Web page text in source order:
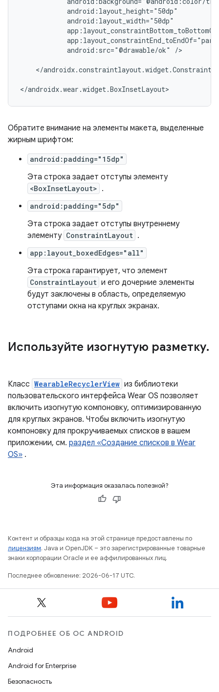
android:src="@drawable/ok" />
</
</androidx.wear.widget.BoxInsetLayout>
Обратите внимание на элементы макета, выделенные
жирным шрифтом:
android:padding="15dp"
Эта строка задает отступы элементу
<BoxInsetLayout> .
android:padding="5dp"
Эта строка задает отступы внутреннему
элементу ConstraintLayout .
app:layout_boxedEdges="all"
Эта строка гарантирует, что элемент
ConstraintLayout и его дочерние элементы
будут заключены в область, определяемую
отступами окна на круглых экранах.
Используйте изогнутую разметку.
Класс WearableRecyclerView из библиотеки
пользовательского интерфейса Wear OS позволяет
включить изогнутую компоновку, оптимизированную
для круглых экранов. Чтобы включить изогнутую
компоновку для прокручиваемых списков в вашем
приложении, см. раздел «Создание списков в Wear
OS» .
Эта информация оказалась полезной?
Контент и образцы кода на этой странице предоставлены по
лицензиям. Java и OpenJDK – это зарегистрированные товарные
знаки корпорации Oracle и ее аффилированных лиц.
Последнее обновление: 2026-06-17 UTC.
ПОДРОБНЕЕ ОБ ОС ANDROID
Android
Android for Enterprise
Безопасность